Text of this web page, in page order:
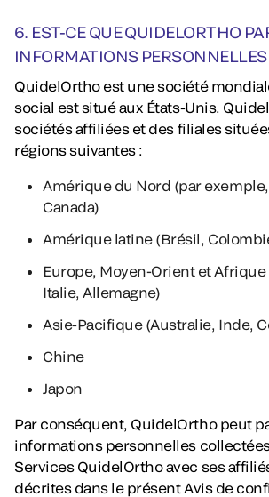
6. EST-CE QUE QUIDELORTHO
INFORMATIONS PERSONNELLES
QuidelOrtho est une société
social est situé aux États-Unis.
sociétés affiliées et des filiales
régions suivantes :
Amérique du Nord (par exemple,
Canada)
Amérique latine (Brésil,
Europe, Moyen-Orient et Afrique
Italie, Allemagne)
Asie-Pacifique (Australie, Inde,
Chine
Japon
Par conséquent, QuidelOrtho peut
informations personnelles
Services QuidelOrtho avec ses
décrites dans le présent Avis de